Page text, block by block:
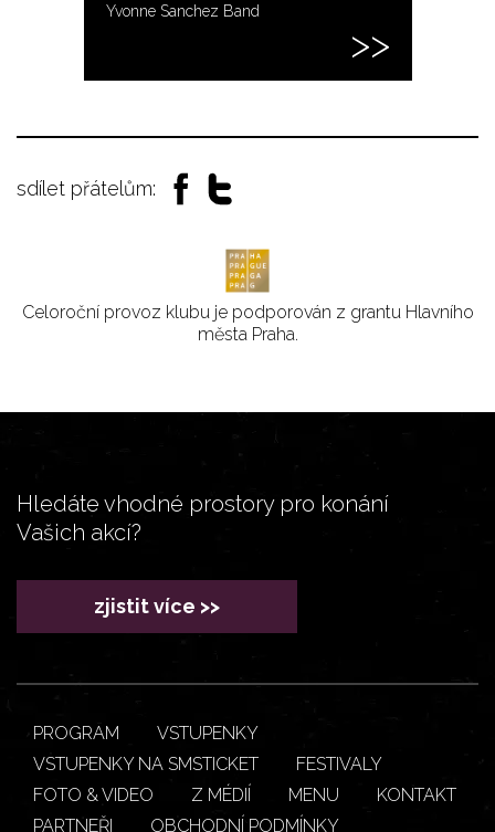
Yvonne Sanchez Band
sdílet přátelům:
Celoroční provoz klubu je podporován z grantu Hlavního
města Praha.
Hledáte vhodné prostory pro konání
Vašich akcí?
zjistit více >>
PROGRAM
VSTUPENKY
VSTUPENKY NA SMSTICKET
FESTIVALY
FOTO & VIDEO
Z MÉDIÍ MENU
KONTAKT
PARTNEŘI
OBCHODNÍ PODMÍNKY